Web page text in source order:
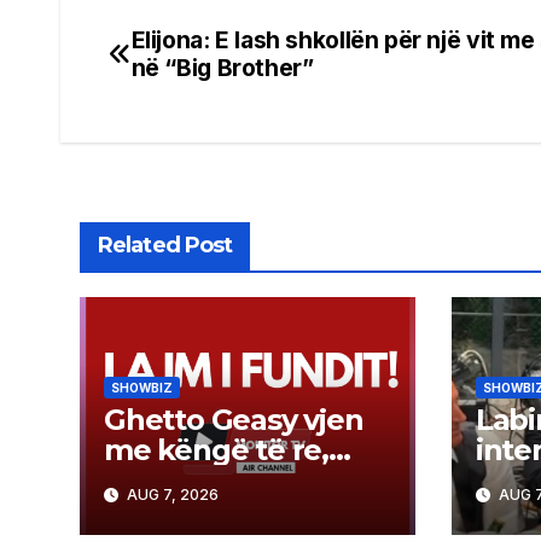
Post
Elijona: E lash shkollën për një vit me
në “Big Brother”
Related Post
SHOWBIZ
Ghetto Geasy vjen
me këngë të re,
zbulon datën e
publikimit (Video)
AUG 7, 2026
për
AUG